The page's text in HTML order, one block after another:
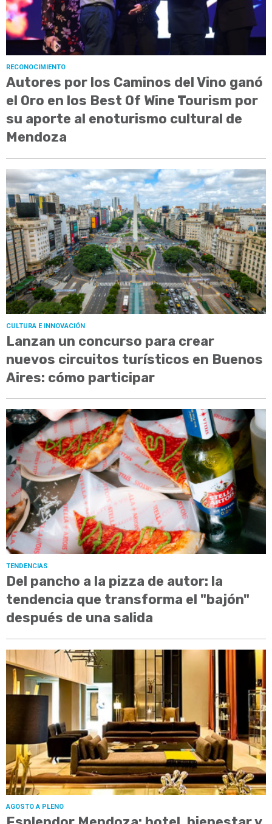
RECONOCIMIENTO
Autores por los Caminos del Vino ganó
el Oro en los Best Of Wine Tourism por
su aporte al enoturismo cultural de
Mendoza
CULTURA E INNOVACIÓN
Lanzan un concurso para crear
nuevos circuitos turísticos en Buenos
Aires: cómo participar
TENDENCIAS
Del pancho a la pizza de autor: la
tendencia que transforma el "bajón"
después de una salida
AGOSTO A PLENO